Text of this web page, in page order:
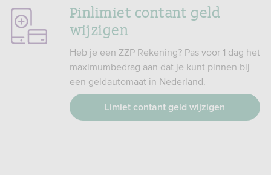
Pinlimiet contant geld
wijzigen
Heb je een ZZP Rekening? Pas voor 1 dag het
maximumbedrag aan dat je kunt pinnen bij
een geldautomaat in Nederland.
Limiet contant geld wijzigen